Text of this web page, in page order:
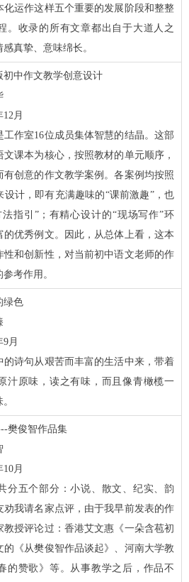
化运作这样五个重要的发展阶段和整整
。收录的所有文章都出自于大道人之
真挚、意味绵长。
中作文教学创意设计
月
工作室16位成员集体智慧的结晶。这部
课本为核心，按照教材的单元顺序，
有创意的作文教学案例。各案例均按照
设计，即有充满趣味的“课前激趣”，也
指引”；有精心设计的“现场写作”环
的优秀例文。因此，从总体上看，这本
性和创新性，对当前初中语文老师的作
考作用。
色
月
的诗句从艰苦而丰富的生活中来，带着
汁原味，读之有味，而且像青橄榄一
俊智作品集
月
分五个部分：小说、散文、纪实、韵
劝我请名家点评，由于我早前发表的作
教授评论过：香港艾文惠《一朵含苞初
的《从樊俊智作品谈起》、河南大学教
的赞歌》等。从事教学之后，作品不